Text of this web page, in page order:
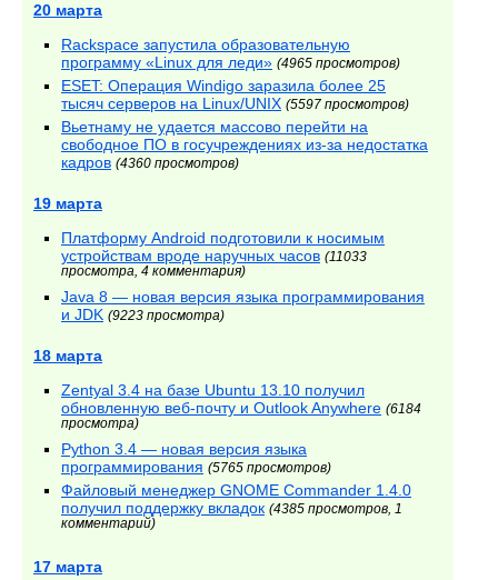
20 марта
Rackspace запустила образовательную
программу «Linux для леди» (4965 просмотров)
ESET: Операция Windigo заразила более 25
тысяч серверов на Linux/UNIX (5597 просмотров)
Вьетнаму не удается массово перейти на
свободное ПО в госучреждениях из-за недостатка
кадров (4360 просмотров)
19 марта
Платформу Android подготовили к носимым
устройствам вроде наручных часов (11033
просмотра, 4 комментария)
Java 8 — новая версия языка программирования
и JDK (9223 просмотра)
18 марта
Zentyal 3.4 на базе Ubuntu 13.10 получил
обновленную веб-почту и Outlook Anywhere (6184
просмотра)
Python 3.4 — новая версия языка
программирования (5765 просмотров)
Файловый менеджер GNOME Commander 1.4.0
получил поддержку вкладок (4385 просмотров, 1
комментарий)
17 марта